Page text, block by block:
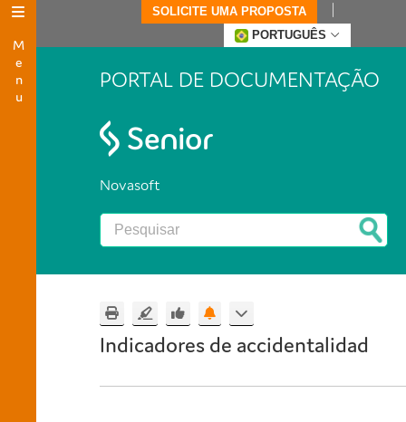
Menu
SOLICITE UMA PROPOSTA
PORTUGUÊS
PORTAL DE DOCUMENTAÇÃO
Novasoft
Indicadores de accidentalidad